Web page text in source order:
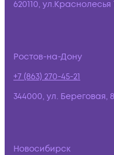
620110,
Ростов-на-Дону
+7 (863) 270-45-21
344000, ул. Береговая,
Новосибирск